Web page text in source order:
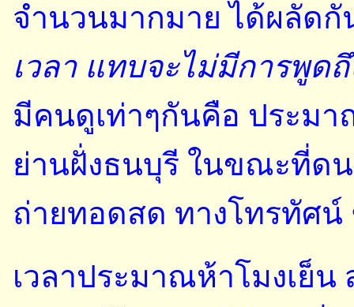
จำนวนมากมาย ได้ผลัดกั
เวลา แทบจะไม่มีการพูด
มีคนดูเท่าๆกันคือ ประม
ย่านฝั่งธนบุรี ในขณะที่ด
ถ่ายทอดสด ทางโทรทัศน์
เวลาประมาณห้าโมงเย็